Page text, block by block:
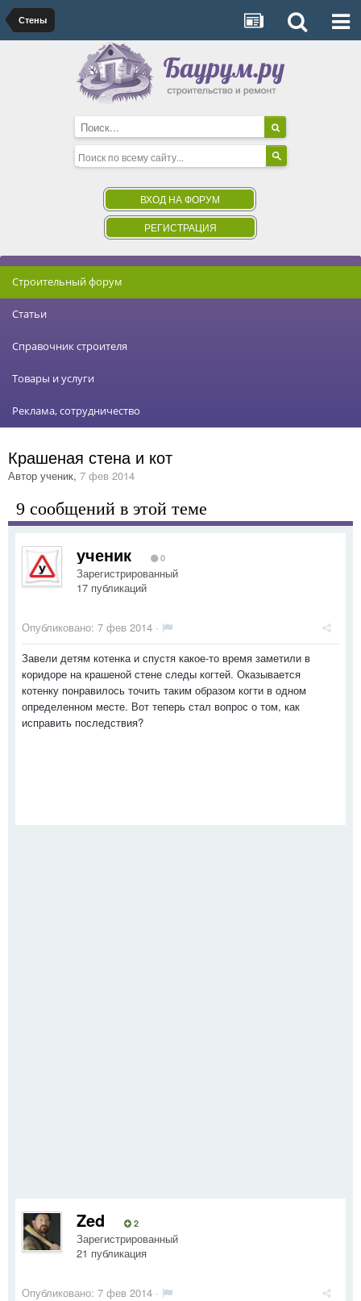
Стены
ВХОД НА ФОРУМ
РЕГИСТРАЦИЯ
Строительный форум
Статьи
Справочник строителя
Товары и услуги
Реклама, сотрудничество
Крашеная стена и кот
Автор ученик, 7 фев 2014
9 сообщений в этой теме
ученик 0
Зарегистрированный
17 публикаций
Опубликовано: 7 фев 2014 ·
Завели детям котенка и спустя какое-то время заметили в
коридоре на крашеной стене следы когтей. Оказывается
котенку понравилось точить таким образом когти в одном
определенном месте. Вот теперь стал вопрос о том, как
исправить последствия?
Zed 2
Зарегистрированный
21 публикация
Опубликовано: 7 фев 2014 ·